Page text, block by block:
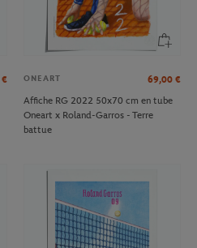
€
ONEART 69,00 €
Affiche RG 2022 50x70 cm en tube
Oneart x Roland-Garros - Terre
battue